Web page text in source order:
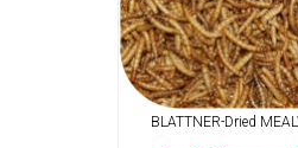
BLATTNER-Dried